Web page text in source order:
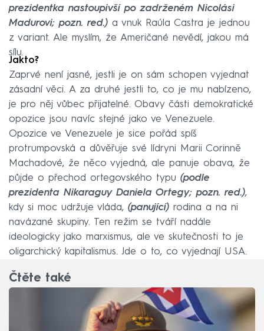
prezidentka nastoupivší po zadrženém Nicolási
Madurovi; pozn. red.) a vnuk Raúla Castra je jednou
z variant. Ale myslím, že Američané nevědí, jakou má
sílu.
Jakto?
Zaprvé není jasné, jestli je on sám schopen vyjednat
zásadní věci. A za druhé jestli to, co je mu nabízeno,
je pro něj vůbec přijatelné. Obavy části demokratické
opozice jsou navíc stejné jako ve Venezuele.
Opozice ve Venezuele je sice pořád spíš
protrumpovská a důvěřuje své lídryni Marii Corinně
Machadové, že něco vyjedná, ale panuje obava, že
půjde o přechod ortegovského typu (podle
prezidenta Nikaraguy Daniela Ortegy; pozn. red.),
kdy si moc udržuje vláda, (panující) rodina a na ni
navázané skupiny. Ten režim se tváří nadále
ideologicky jako marxismus, ale ve skutečnosti to je
oligarchický kapitalismus. Jde o to, co vyjednají USA.
Čtěte také